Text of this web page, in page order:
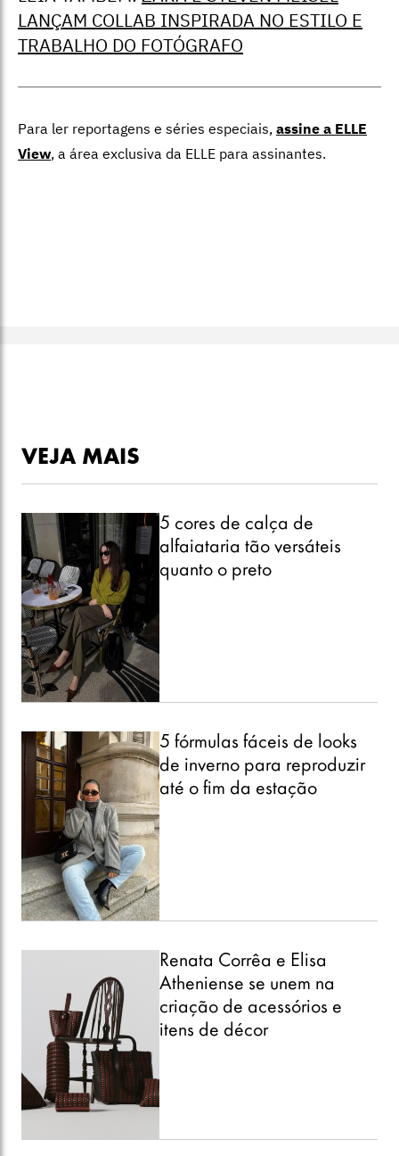
LANÇAM COLLAB INSPIRADA NO ESTILO E
TRABALHO DO FOTÓGRAFO
Para ler reportagens e séries especiais, assine a ELLE
View, a área exclusiva da ELLE para assinantes.
VEJA MAIS
5 cores de calça de
alfaiataria tão versáteis
quanto o preto
5 fórmulas fáceis de looks
de inverno para reproduzir
até o fim da estação
Renata Corrêa e Elisa
Atheniense se unem na
criação de acessórios e
itens de décor